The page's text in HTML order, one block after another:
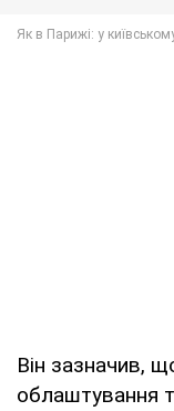
Він зазначив,
облаштування